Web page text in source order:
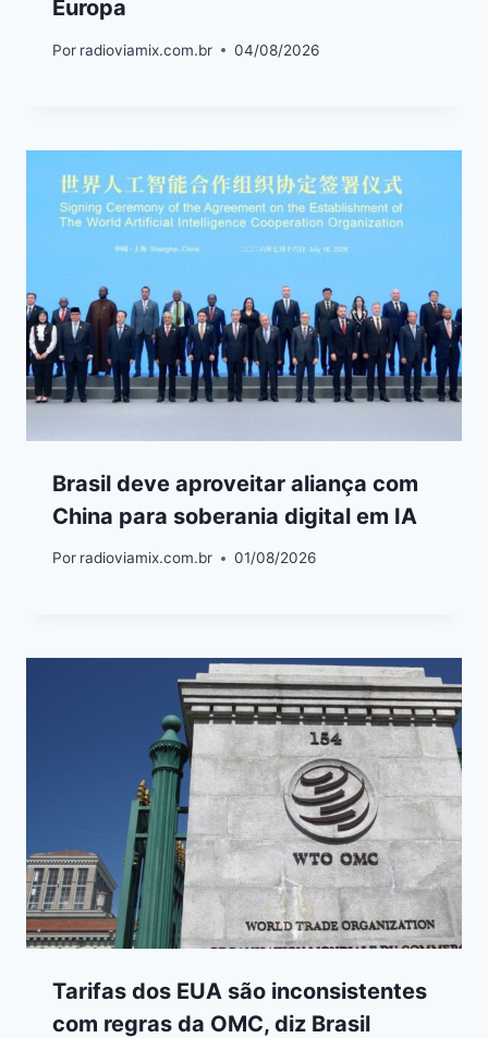
Europa
Por radioviamix.com.br 04/08/2026
Brasil deve aproveitar aliança com
China para soberania digital em IA
Por radioviamix.com.br 01/08/2026
Tarifas dos EUA são inconsistentes
com regras da OMC, diz Brasil